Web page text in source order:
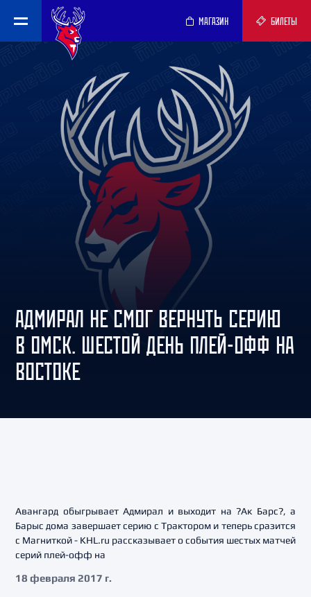
МАГАЗИН БИЛЕТЫ
АДМИРАЛ НЕ СМОГ ВЕРНУТЬ СЕРИЮ
В ОМСК. ШЕСТОЙ ДЕНЬ ПЛЕЙ-ОФФ НА
ВОСТОКЕ
Авангард обыгрывает Адмирал и выходит на ?Ак Барс?, а
Барыс дома завершает серию с Трактором и теперь сразится
с Магниткой - KHL.ru рассказывает о события шестых матчей
серий плей-офф на
18 февраля 2017 г.